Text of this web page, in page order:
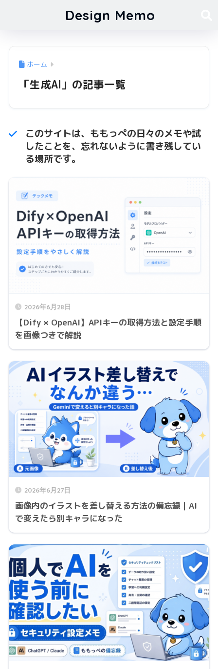
Design Memo
ホーム
「生成AI」の記事一覧
このサイトは、ももっぺの日々のメモや試
したことを、忘れないように書き残してい
る場所です。
2026年6月28日
【Dify × OpenAI】APIキーの取得方法と設定手順
を画像つきで解説
2026年6月27日
画像内のイラストを差し替える方法の備忘録｜AI
で変えたら別キャラになった